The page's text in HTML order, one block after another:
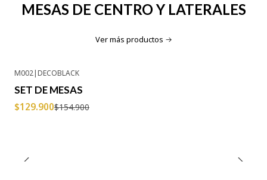
MESAS DE CENTRO Y LATERALES
Ver más productos
M002|DECOBLACK
SET DE MESAS
$129.900$154.900